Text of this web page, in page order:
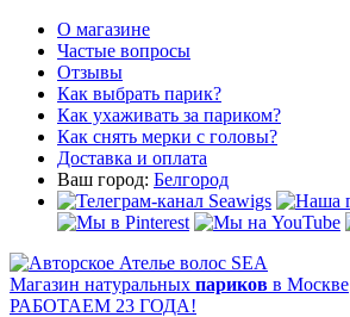
О магазине
Частые вопросы
Отзывы
Как выбрать парик?
Как ухаживать за париком?
Как снять мерки с головы?
Доставка и оплата
Ваш город: Белгород
Магазин натуральных париков в Москве
РАБОТАЕМ 23 ГОДА!